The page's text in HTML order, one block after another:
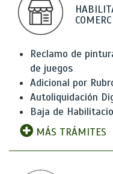
Reclamo de
de juegos
Adicional por
Autoliquidación
Baja de
MÁS TRÁMITES